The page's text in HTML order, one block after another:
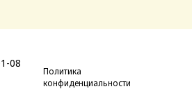
08
Политика
конфиденциальности